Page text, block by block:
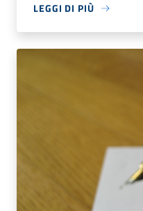
LEGGI DI PIÙ